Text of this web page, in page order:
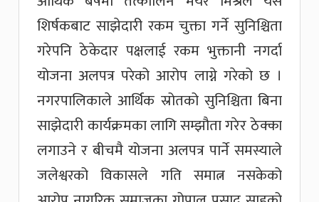
शिर्षकबाट साझेदारी रकम चुक्ता गर्ने सुनिश्चिता
गरेपनि ठेकेदार पक्षलाई रकम भुक्तानी नगर्दा
योजना अलपत्र परेको आरोप लाग्ने गरेको छ ।
नगरपालिकाले आर्थिक स्रोतको सुनिश्चिता बिना
साझेदारी कार्यक्रमका लागि सम्झौता गरेर ठेक्का
लगाउने र बीचमै योजना अलपत्र पार्ने समस्याले
जलेश्वरको विकासले गति समात्न नसकेको